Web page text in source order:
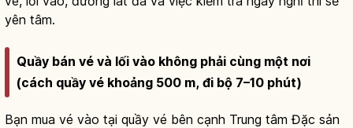
yên tâm.
Quầy bán vé và lối vào không phải cùng một nơi
(cách quầy vé khoảng 500 m, đi bộ 7–10 phút)
Bạn mua vé vào tại quầy vé bên cạnh Trung tâm Đặc sản